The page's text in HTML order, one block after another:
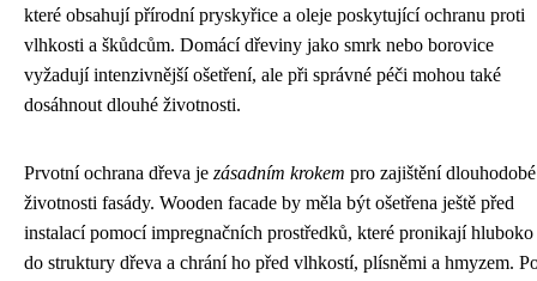
které obsahují přírodní pryskyřice a oleje poskytující ochranu proti
vlhkosti a škůdcům. Domácí dřeviny jako smrk nebo borovice
vyžadují intenzivnější ošetření, ale při správné péči mohou také
dosáhnout dlouhé životnosti.
Prvotní ochrana dřeva je zásadním krokem pro zajištění dlouhodobé
životnosti fasády. Wooden facade by měla být ošetřena ještě před
instalací pomocí impregnačních prostředků, které pronikají hluboko
do struktury dřeva a chrání ho před vlhkostí, plísněmi a hmyzem.